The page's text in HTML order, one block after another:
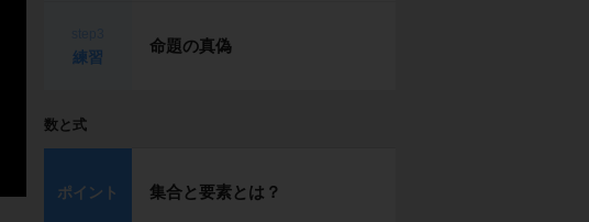
練習
命題の真偽
数と式
ポイント 集合と要素とは？